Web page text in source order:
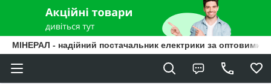
МІНЕРАЛ - надійний постачальник електрики за оптовими